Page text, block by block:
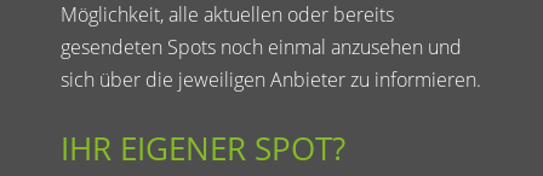
Möglichkeit, alle aktuellen oder bereits
gesendeten Spots noch einmal anzusehen und
sich über die jeweiligen Anbieter zu informieren.
IHR EIGENER SPOT?